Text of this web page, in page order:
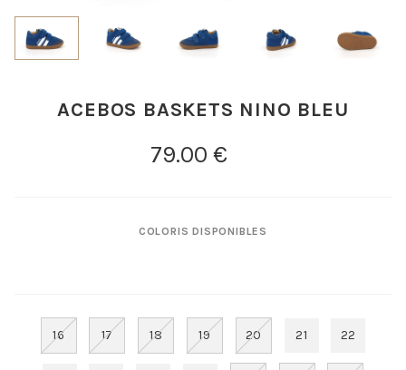
ACEBOS BASKETS NINO BLEU
COLORIS DISPONIBLES
16 17 18 19 20 21 22